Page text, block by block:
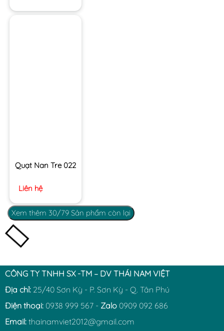
Quạt Nan Tre 022
Liên hệ
Xem thêm 30/79 Sản phẩm còn lại
CÔNG TY TNHH SX -TM – DV THÁI NAM VIỆT
Địa chỉ: 25/40 Sơn Kỳ - P. Sơn Kỳ - Q. Tân Phú
Điện thoại: 0938 999 567 - Zalo 0909 092 686
Email: thainamviet2012@gmail.com